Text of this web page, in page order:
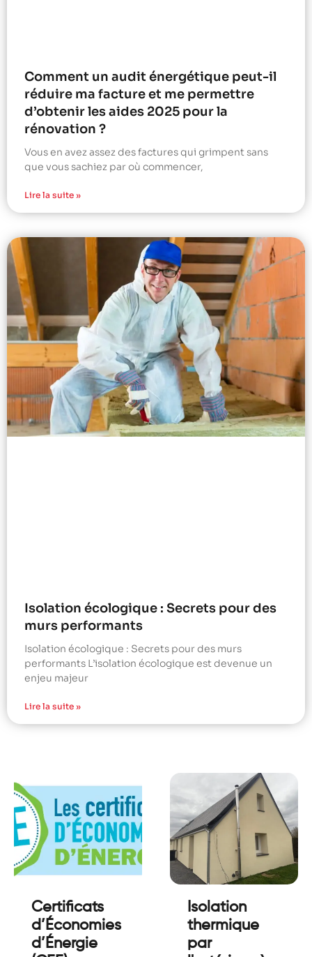
Comment un audit énergétique peut-il
réduire ma facture et me permettre
d’obtenir les aides 2025 pour la
rénovation ?
Vous en avez assez des factures qui grimpent sans
que vous sachiez par où commencer,
Lire la suite »
Isolation écologique : Secrets pour des
murs performants
Isolation écologique : Secrets pour des murs
performants L’isolation écologique est devenue un
enjeu majeur
Lire la suite »
Certificats
d’Économies
d’Énergie
Isolation
thermique
par